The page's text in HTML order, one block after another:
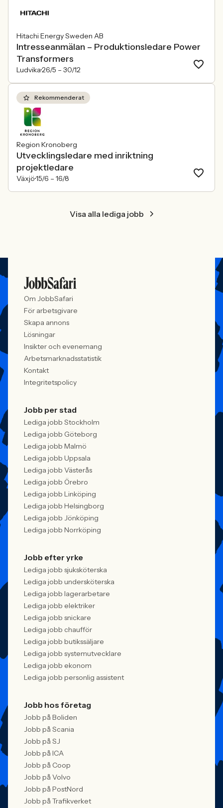
Hitachi Energy Sweden AB
Intresseanmälan – Produktionsledare Power
Transformers
Ludvika26/5 – 30/12
Rekommenderat
Region Kronoberg
Utvecklingsledare med inriktning
projektledare
Växjö15/6 – 16/8
Visa alla lediga jobb
Om JobbSafari
För arbetsgivare
Skapa annons
Lösningar
Insikter och evenemang
Arbetsmarknadsstatistik
Kontakt
Integritetspolicy
Jobb per stad
Lediga jobb Stockholm
Lediga jobb Göteborg
Lediga jobb Malmö
Lediga jobb Uppsala
Lediga jobb Västerås
Lediga jobb Örebro
Lediga jobb Linköping
Lediga jobb Helsingborg
Lediga jobb Jönköping
Lediga jobb Norrköping
Jobb efter yrke
Lediga jobb sjuksköterska
Lediga jobb undersköterska
Lediga jobb lagerarbetare
Lediga jobb elektriker
Lediga jobb snickare
Lediga jobb chaufför
Lediga jobb butikssäljare
Lediga jobb systemutvecklare
Lediga jobb ekonom
Lediga jobb personlig assistent
Jobb hos företag
Jobb på Boliden
Jobb på Scania
Jobb på SJ
Jobb på ICA
Jobb på Coop
Jobb på Volvo
Jobb på PostNord
Jobb på Trafikverket